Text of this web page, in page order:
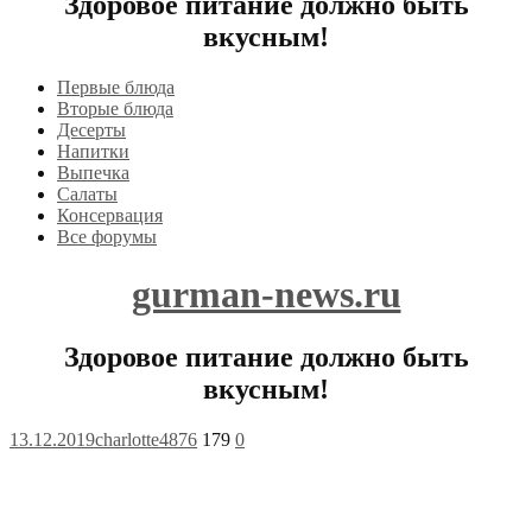
вкусным!
Первые блюда
Вторые блюда
Десерты
Напитки
Выпечка
Салаты
Консервация
Все форумы
gurman-news.ru
Здоровое питание должно быть
вкусным!
13.12.2019charlotte4876 179 0